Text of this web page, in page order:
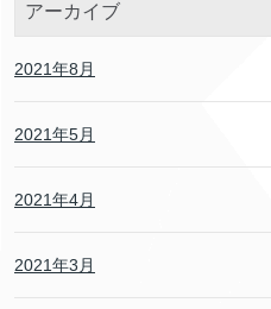
アーカイブ
2021年8月
2021年5月
2021年4月
2021年3月